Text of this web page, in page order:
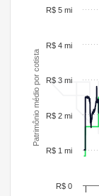
Patrimônio médio por cotista
R$ 0
R$ 1 mi
R$ 2 mi
R$ 3 mi
R$ 4 mi
R$ 5 mi